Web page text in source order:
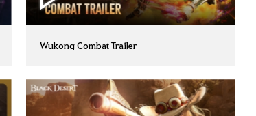
Wukong Combat Trailer